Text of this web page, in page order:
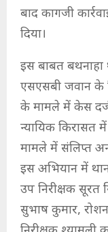
बाद कागजी
दिया।
इस बाबत बथनाहा
एसएसबी जवान के
के मामले में केस
न्यायिक किरासत
मामले में संलिप्त
इस अभियान में
उप निरीक्षक सूरत
सुभाष कुमार,